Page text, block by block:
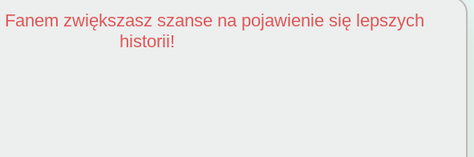
zwiększasz szanse na pojawienie się lepszych
historii!